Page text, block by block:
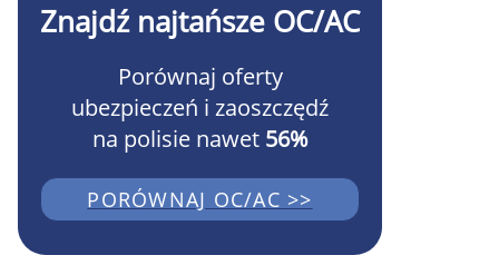
Znajdź najtańsze OC/AC
Porównaj oferty
ubezpieczeń i zaoszczędź
na polisie nawet 56%
PORÓWNAJ OC/AC >>